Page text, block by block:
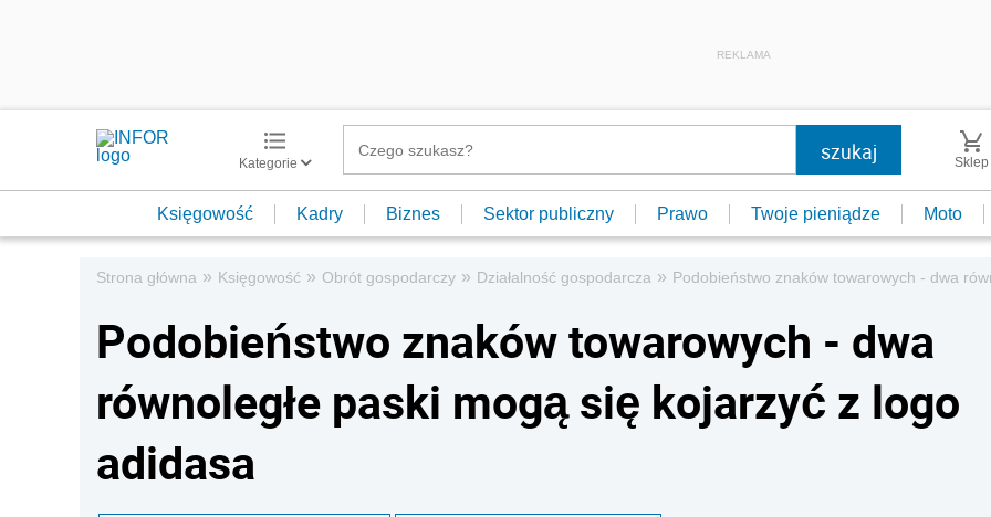
REKLAMA
Kategorie Sklep
Księgowość Kadry Biznes Sektor publiczny Prawo Twoje pieniądze Moto
Strona główna » Księgowość » Obrót gospodarczy » Działalność gospodarcza » Podobieństwo znaków towarowych - dwa
Podobieństwo znaków towarowych - dwa
równoległe paski mogą się kojarzyć z logo
adidasa